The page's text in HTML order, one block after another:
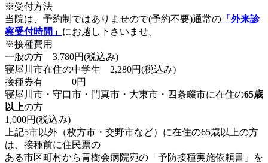
※受付方法
当院は、予約制ではありませので(予約不要)通常の 「外来診
察受付時間」 にお越し下さいませ。
※接種費用
一般の方 3,780円(税込み)
寝屋川市在住の中学生 2,280円(税込み)
接種券有 0円
寝屋川市・守口市・門真市・大東市・四条畷市に在住の65歳
以上の方
1,000円(税込み)
上記5市以外（枚方市・交野市など）に在住の65歳以上の方
は、接種前に住民票の
ある市区町村から青樹会病院宛の「予防接種実施依頼書」を